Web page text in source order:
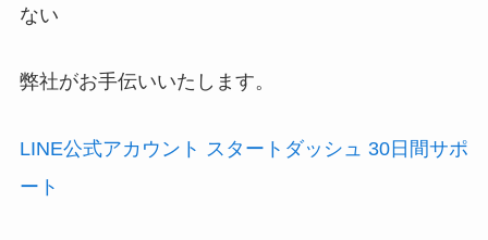
ない
弊社がお手伝いいたします。
LINE公式アカウント スタートダッシュ 30日間サポ
ート